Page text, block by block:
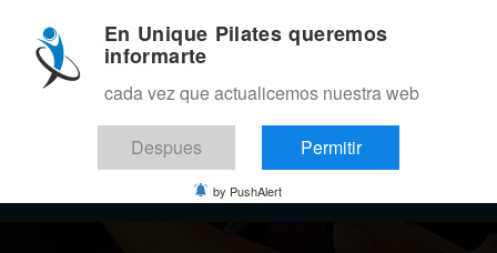
En Unique Pilates queremos
informarte
cada vez que actualicemos nuestra web
Despues Permitir
by PushAlert